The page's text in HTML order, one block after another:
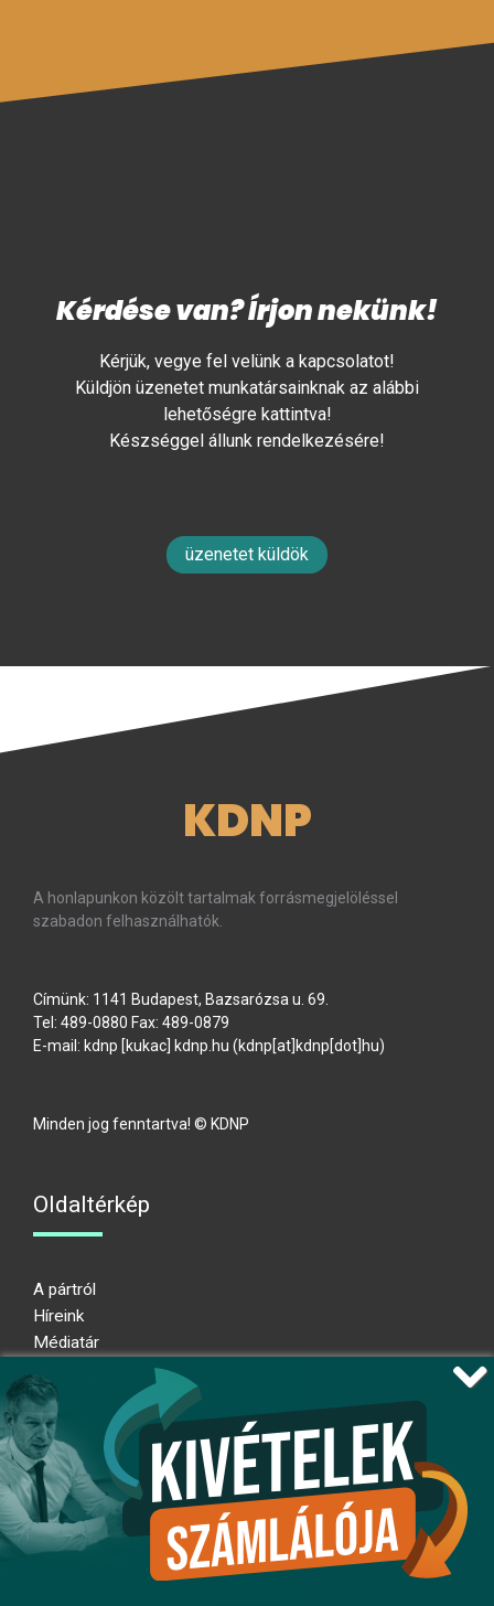
Kérdése van? Írjon nekünk!
Kérjük, vegye fel velünk a kapcsolatot!
Küldjön üzenetet munkatársainknak az alábbi
lehetőségre kattintva!
Készséggel állunk rendelkezésére!
üzenetet küldök
KDNP
A honlapunkon közölt tartalmak forrásmegjelöléssel
szabadon felhasználhatók.
Címünk: 1141 Budapest, Bazsarózsa u. 69.
Tel: 489-0880 Fax: 489-0879
E-mail: kdnp [kukac] kdnp hu (kdnp[at]kdnp[dot]hu)
Minden jog fenntartva! © KDNP
Oldaltérkép
A pártról
Híreink
Médiatár
Adatkezelési nyilatkozat
Átláthatósági nyilatkozat
Ugrás az oldal tetejére
Kövessen minket!